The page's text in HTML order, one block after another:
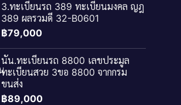
3.ทะเบียนรถ 389 ทะเบียนมงคล ญฎ
389 ผลรวมดี 32-B0601
฿79,000
นัน.ทะเบียนรถ 8800 เลขประมูล
ทะเบียนสวย 3ขอ 8800 จากกรม
ขนส่ง
฿89,000